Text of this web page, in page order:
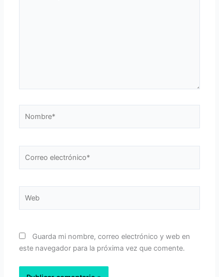
electrónico*
Guarda mi nombre, correo electrónico y web en
este navegador para la próxima vez que comente.